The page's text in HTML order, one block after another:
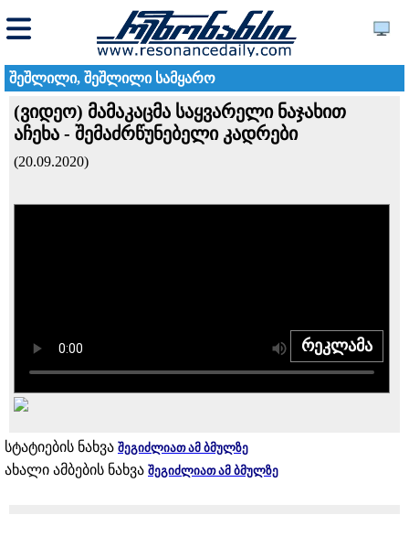
შეშლილი, შეშლილი სამყარო
(ვიდეო) მამაკაცმა საყვარელი ნაჯახით
აჩეხა - შემაძრწუნებელი კადრები
(20.09.2020)
რეკლამა
სტატიების ნახვა შეგიძლიათ ამ ბმულზე
ახალი ამბების ნახვა შეგიძლიათ ამ ბმულზე